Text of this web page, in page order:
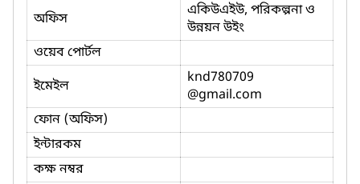
অফিস
একিউএইউ, পরিকল্পনা ও
উন্নয়ন উইং
ওয়েব পোর্টল
ইমেইল
knd780709
@gmail.com
ফোন (অফিস)
ইন্টারকম
কক্ষ নম্বর